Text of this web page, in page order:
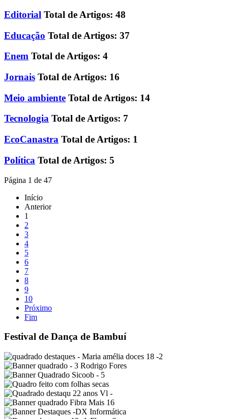
Editorial Total de Artigos: 48
Educação Total de Artigos: 37
Enem Total de Artigos: 4
Jornais Total de Artigos: 16
Meio ambiente Total de Artigos: 14
Tecnologia Total de Artigos: 7
EcoCanastra Total de Artigos: 1
Política Total de Artigos: 5
Página 1 de 47
Início
Anterior
1
2
3
4
5
6
7
8
9
10
Próximo
Fim
Festival de Dança de Bambuí